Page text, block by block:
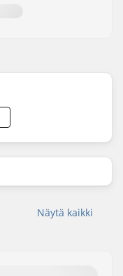
Näytä kaikki